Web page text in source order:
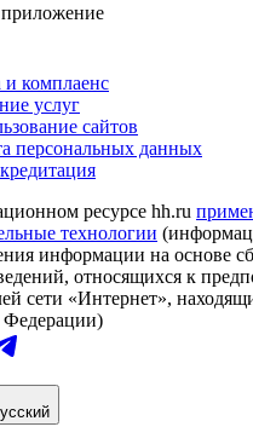
и комплаенс
услуг
сайтов
персональных данных
ресурсе hh.ru
технологии
информации на основе
относящихся к
сети «Интернет»,
Федерации)